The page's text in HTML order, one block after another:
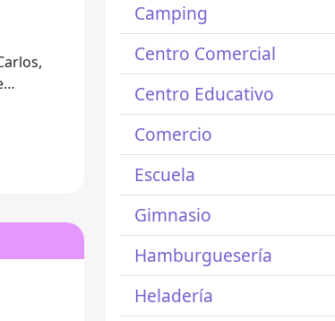
Camping
Centro Comercial
Centro Educativo
Comercio
Escuela
Gimnasio
Hamburguesería
Heladería